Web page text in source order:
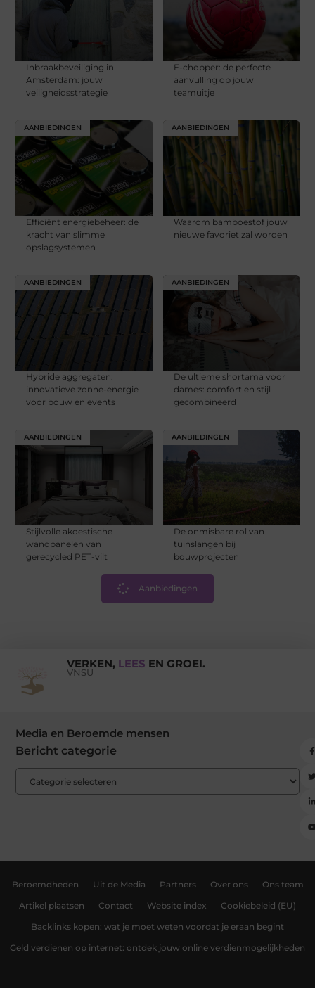
Inbraakbeveiliging in
Amsterdam: jouw
veiligheidsstrategie
E-chopper: de perfecte
aanvulling op jouw
teamuitje
AANBIEDINGEN
Efficiënt energiebeheer: de
kracht van slimme
opslagsystemen
AANBIEDINGEN
Waarom bamboestof jouw
nieuwe favoriet zal worden
AANBIEDINGEN
Hybride aggregaten:
innovatieve zonne-energie
voor bouw en events
AANBIEDINGEN
De ultieme shortama voor
dames: comfort en stijl
gecombineerd
AANBIEDINGEN
Stijlvolle akoestische
wandpanelen van
gerecycled PET-vilt
AANBIEDINGEN
De onmisbare rol van
tuinslangen bij
bouwprojecten
Aanbiedingen
VERKEN, LEES EN GROEI.
VNSU
Media en Beroemde mensen
Bericht categorie
Beroemdheden Uit de Media Partners Over ons Ons team
Artikel plaatsen Contact Website index Cookiebeleid (EU)
Backlinks kopen: wat je moet weten voordat je eraan begint
Geld verdienen op internet: ontdek jouw online verdienmogelijkheden